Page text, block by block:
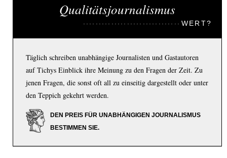
Qualitätsjournalismus
WERT?
Täglich schreiben unabhängige Journalisten und Gastautoren
auf Tichys Einblick ihre Meinung zu den Fragen der Zeit. Zu
jenen Fragen, die sonst oft all zu einseitig dargestellt oder unter
den Teppich gekehrt werden.
DEN PREIS FÜR UNABHÄNGIGEN JOURNALISMUS
BESTIMMEN SIE.